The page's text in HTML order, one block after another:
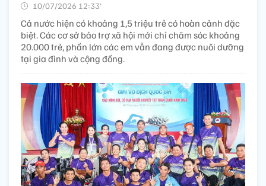
10/07/2026 12:33’
Cả nước hiện có khoảng 1,5 triệu trẻ có hoàn cảnh đặc
biệt. Các cơ sở bảo trợ xã hội mới chỉ chăm sóc khoảng
20.000 trẻ, phần lớn các em vẫn đang được nuôi dưỡng
tại gia đình và cộng đồng.